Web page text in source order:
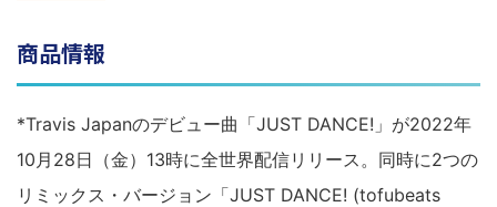
商品情報
*Travis Japanのデビュー曲「JUST DANCE!」が2022年
10月28日（金）13時に全世界配信リリース。同時に2つの
リミックス・バージョン「JUST DANCE! (tofubeats